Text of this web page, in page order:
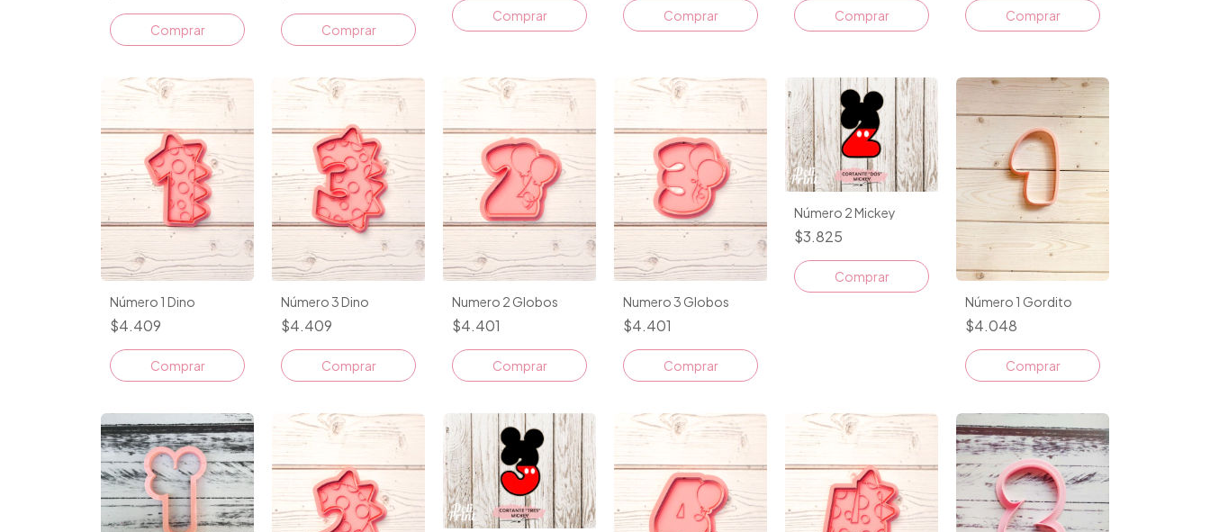
Comprar Comprar Comprar Comprar
Número 1 Dino
$4.409
Comprar
Número 3 Dino
$4.409
Comprar
Numero 2 Globos
$4.401
Comprar
Numero 3 Globos
$4.401
Comprar
Número 2 Mickey
$3.825
Número 1 Gordito
$4.048
Comprar